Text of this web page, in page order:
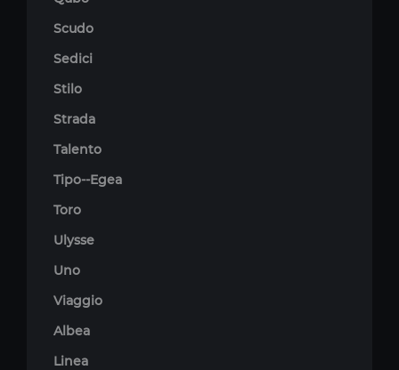
Scudo
Sedici
Stilo
Strada
Talento
Tipo--Egea
Toro
Ulysse
Uno
Viaggio
Albea
Linea